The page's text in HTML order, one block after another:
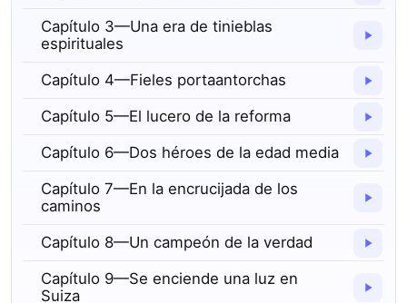
Capítulo 3—Una era de tinieblas
espirituales
Capítulo 4—Fieles portaantorchas
Capítulo 5—El lucero de la reforma
Capítulo 6—Dos héroes de la edad media
Capítulo 7—En la encrucijada de los
caminos
Capítulo 8—Un campeón de la verdad
Capítulo 9—Se enciende una luz en
Suiza